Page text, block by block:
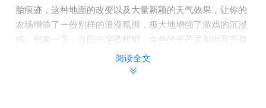
胎痕迹，这种地面的改变以及大量新颖的天气效果，让你的
农场增添了一份别样的浪漫氛围，极大地增强了游戏的沉浸
感。想象一下，当阳光穿透树梢，金色的光芒柔和地照亮晨
雾，美好的一天在你的农场中缓缓开启，是多么惬意的场
阅读全文